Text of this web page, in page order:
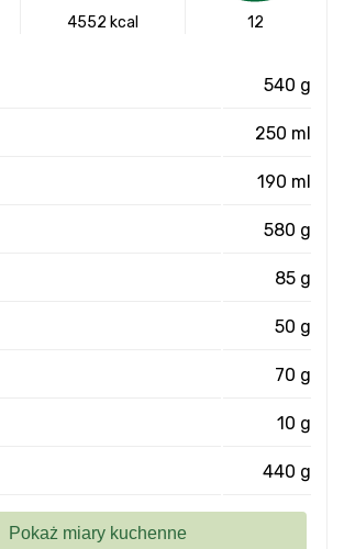
4552 kcal 12
540 g
250 ml
190 ml
580 g
85 g
50 g
70 g
10 g
440 g